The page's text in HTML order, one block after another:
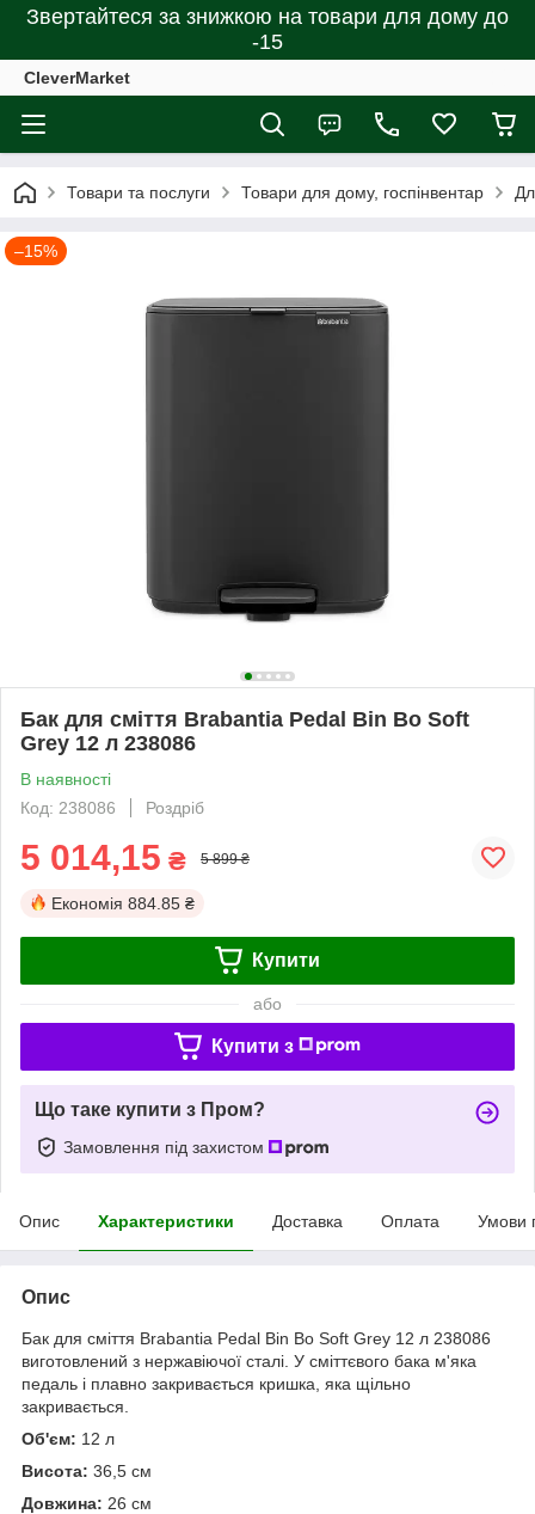
Звертайтеся за знижкою на товари для дому до
-15
CleverMarket
Товари та послуги Товари для дому, госпінвентар
–15%
Бак для сміття Brabantia Pedal Bin Bo Soft
Grey 12 л 238086
В наявності
Код: 238086
Роздріб
5 014,15 ₴ 5 899 ₴
Економія 884.85 ₴
Купити
або
Купити з
Що таке купити з Пром?
Замовлення під захистом
Опис Характеристики Доставка Оплата Умови
Опис
Бак для сміття Brabantia Pedal Bin Bo Soft Grey 12 л 238086
виготовлений з нержавіючої сталі. У сміттєвого бака м'яка
педаль і плавно закривається кришка, яка щільно
закривається.
Об'єм: 12 л
Висота: 36,5 см
Довжина: 26 см